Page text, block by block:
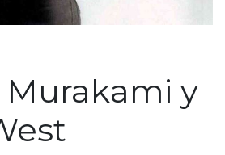
Murakami y